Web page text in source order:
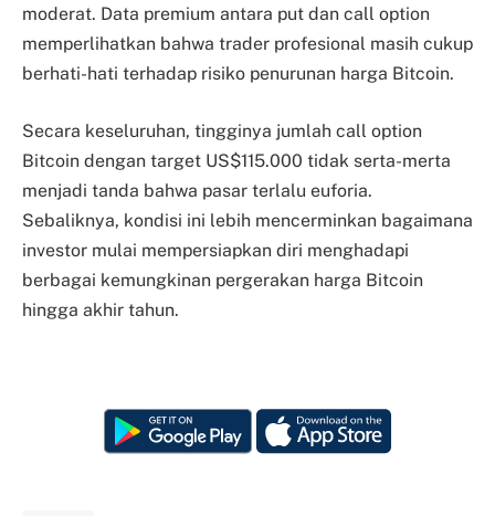
moderat. Data premium antara put dan call option
memperlihatkan bahwa trader profesional masih cukup
berhati-hati terhadap risiko penurunan harga Bitcoin.
Secara keseluruhan, tingginya jumlah call option
Bitcoin dengan target US$115.000 tidak serta-merta
menjadi tanda bahwa pasar terlalu euforia.
Sebaliknya, kondisi ini lebih mencerminkan bagaimana
investor mulai mempersiapkan diri menghadapi
berbagai kemungkinan pergerakan harga Bitcoin
hingga akhir tahun.